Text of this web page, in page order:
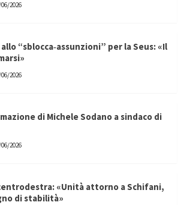
2026
“sblocca‑assunzioni” per la Seus: «Il
2026
di Michele Sodano a sindaco di
2026
«Unità attorno a Schifani,
di stabilità»